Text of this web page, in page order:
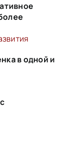
в одной и